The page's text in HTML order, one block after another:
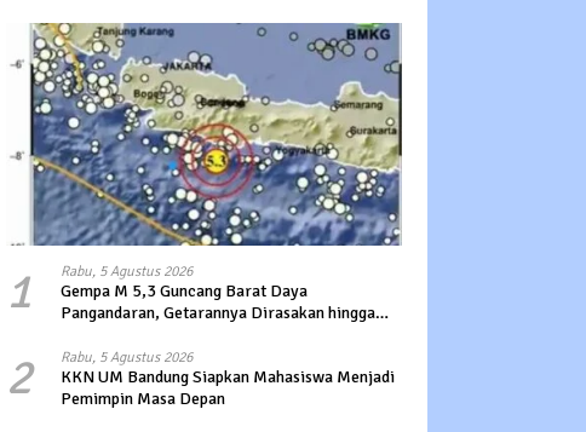
1 Rabu, 5 Agustus 2026
Gempa M 5,3 Guncang Barat Daya
Pangandaran, Getarannya Dirasakan hingga
2 Rabu, 5 Agustus 2026
KKN UM Bandung Siapkan Mahasiswa Menjadi
Pemimpin Masa Depan